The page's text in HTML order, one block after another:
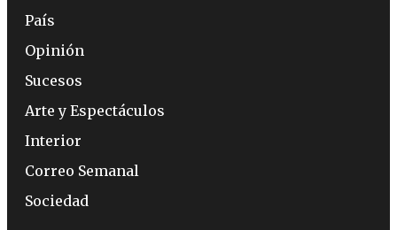
País
Opinión
Sucesos
Arte y Espectáculos
Interior
Correo Semanal
Sociedad